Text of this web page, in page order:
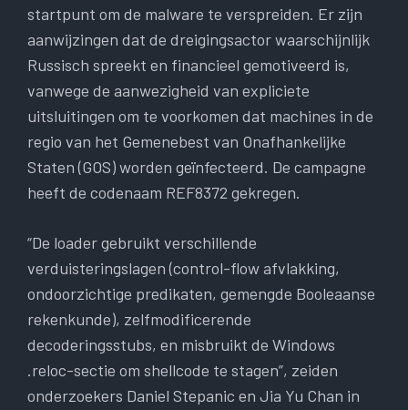
startpunt om de malware te verspreiden. Er zijn
aanwijzingen dat de dreigingsactor waarschijnlijk
Russisch spreekt en financieel gemotiveerd is,
vanwege de aanwezigheid van expliciete
uitsluitingen om te voorkomen dat machines in de
regio van het Gemenebest van Onafhankelijke
Staten (GOS) worden geïnfecteerd. De campagne
heeft de codenaam REF8372 gekregen.
“De loader gebruikt verschillende
verduisteringslagen (control-flow afvlakking,
ondoorzichtige predikaten, gemengde Booleaanse
rekenkunde), zelfmodificerende
decoderingsstubs, en misbruikt de Windows
.reloc-sectie om shellcode te stagen”, zeiden
onderzoekers Daniel Stepanic en Jia Yu Chan in